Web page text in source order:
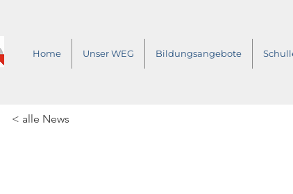
Home Unser WEG Bildungsangebote
< alle News